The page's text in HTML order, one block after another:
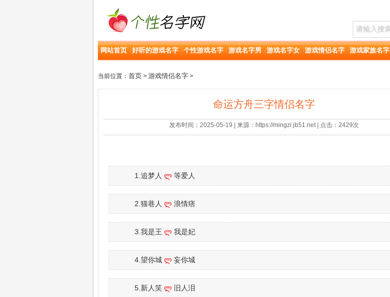
网站首页 好听的游戏名字 个性游戏名字 游戏名字男 游戏名字女 游戏情侣名字 游戏家族名字
当前位置： 首页 > 游戏情侣名字 >
命运方舟三字情侣名字
发布时间：2025-05-19 | 来源：https://mingzi.jb51.net | 点击：2429次
1.追梦人 ლ 等爱人
2.猫巷人 ლ 浪情痞
3.我是王 ლ 我是妃
4.望你城 ლ 妄你城
5.新人笑 ლ 旧人泪